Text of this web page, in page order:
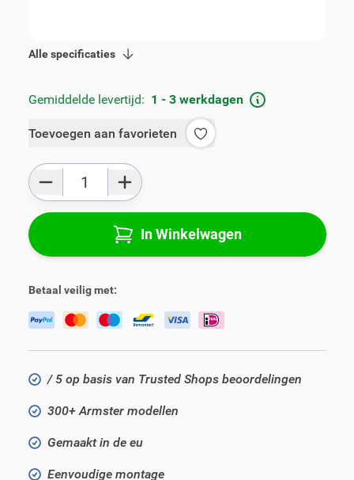
Alle specificaties
Gemiddelde levertijd: 1 - 3 werkdagen
Toevoegen aan favorieten
Aantal
In Winkelwagen
Betaal veilig met:
/ 5 op basis van Trusted Shops beoordelingen
300+ Armster modellen
Gemaakt in de eu
Eenvoudige montage